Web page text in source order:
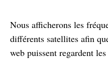
Nous afficherons les
différents satellites afin
web puissent regardent